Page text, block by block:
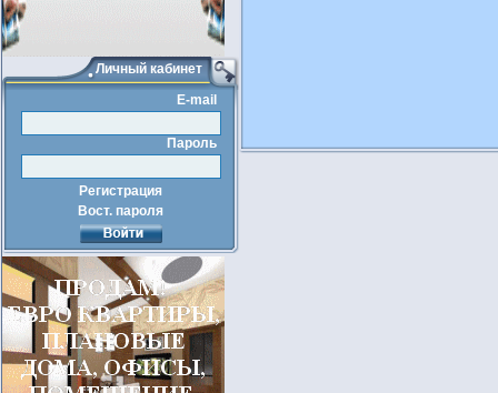
Личный кабинет
E-mail
Пароль
Регистрация
Вост. пароля